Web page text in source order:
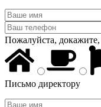
Пожалуйста,
Письмо директору